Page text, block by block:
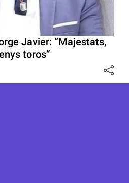
Javier: “Majestats,
toros”